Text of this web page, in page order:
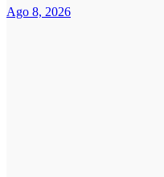
Ago 8, 2026